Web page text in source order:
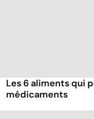
Les 6 aliments qui
médicaments